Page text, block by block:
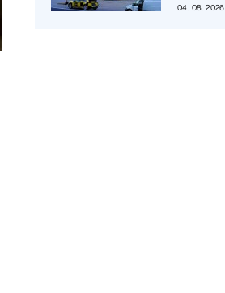
04. 08. 2026.